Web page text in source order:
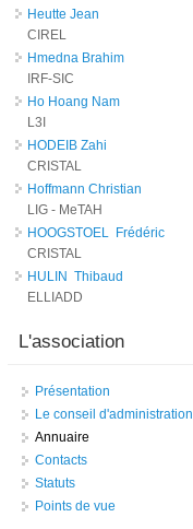
Heutte Jean
CIREL
Hmedna Brahim
IRF-SIC
Ho Hoang Nam
L3I
HODEIB Zahi
CRISTAL
Hoffmann Christian
LIG - MeTAH
HOOGSTOEL Frédéric
CRISTAL
HULIN Thibaud
ELLIADD
L'association
Présentation
Le conseil d'administration
Annuaire
Contacts
Statuts
Points de vue